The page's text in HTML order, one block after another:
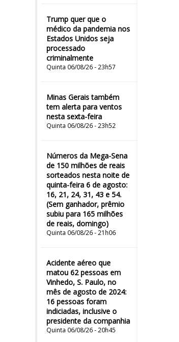
Trump quer que o
médico da pandemia nos
Estados Unidos seja
processado
criminalmente
Quinta 06/08/26 - 23h57
Minas Gerais também
tem alerta para ventos
nesta sexta-feira
Quinta 06/08/26 - 23h52
Números da Mega-Sena
de 150 milhões de reais
sorteados nesta noite de
quinta-feira 6 de agosto:
16, 21, 24, 31, 43 e 54.
(Sem ganhador, prêmio
subiu para 165 milhões
de reais, domingo)
Quinta 06/08/26 - 21h06
Acidente aéreo que
matou 62 pessoas em
Vinhedo, S. Paulo, no
mês de agosto de 2024:
16 pessoas foram
indiciadas, inclusive o
presidente da companhia
Quinta 06/08/26 - 20h45